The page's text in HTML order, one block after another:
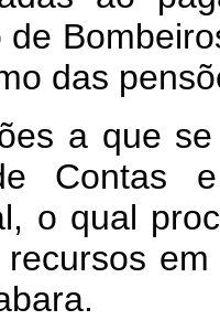
das
a que
Contas
o qual